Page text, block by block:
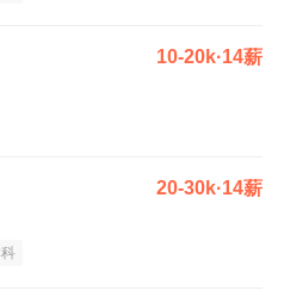
10-20k·14薪
20-30k·14薪